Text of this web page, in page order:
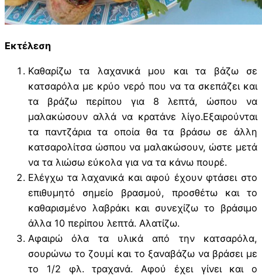
Εκτέλεση
Καθαρίζω τα λαχανικά μου και τα βάζω σε
κατσαρόλα με κρύο νερό που να τα σκεπάζει και
τα βράζω περίπου για 8 λεπτά, ώσπου να
μαλακώσουν αλλά να κρατάνε λίγο.Εξαιρούνται
τα παντζάρια τα οποία θα τα βράσω σε άλλη
κατσαρολίτσα ώσπου να μαλακώσουν, ώστε μετά
να τα λιώσω εύκολα για να τα κάνω πουρέ.
Ελέγχω τα λαχανικά και αφού έχουν φτάσει στο
επιθυμητό σημείο βρασμού, προσθέτω και το
καθαρισμένο λαβράκι και συνεχίζω το βράσιμο
άλλα 10 περίπου λεπτά. Αλατίζω.
Αφαιρώ όλα τα υλικά από την κατσαρόλα,
σουρώνω το ζουμί και το ξαναβάζω να βράσει με
το 1/2 φλ. τραχανά. Αφού έχει γίνει και ο